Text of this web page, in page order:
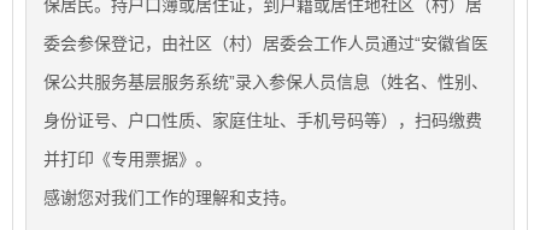
保居民。持户口簿或居住证，到户籍或居住地社区（村）居
委会参保登记，由社区（村）居委会工作人员通过“安徽省医
保公共服务基层服务系统”录入参保人员信息（姓名、性别、
身份证号、户口性质、家庭住址、手机号码等），扫码缴费
并打印《专用票据》。
感谢您对我们工作的理解和支持。